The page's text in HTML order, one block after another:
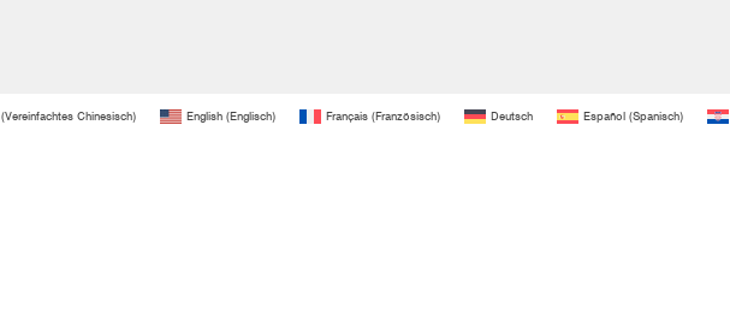
(Vereinfachtes Chinesisch) English (Englisch) Français (Französisch) Deutsch Español (Spanisch)